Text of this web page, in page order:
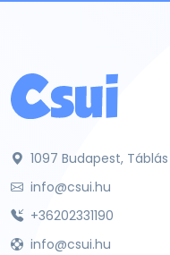
1097 Budapest,
info@csui.hu
+36202331190
info@csui.hu